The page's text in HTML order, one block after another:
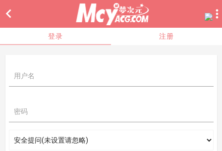

登录 注册
用户名
密码